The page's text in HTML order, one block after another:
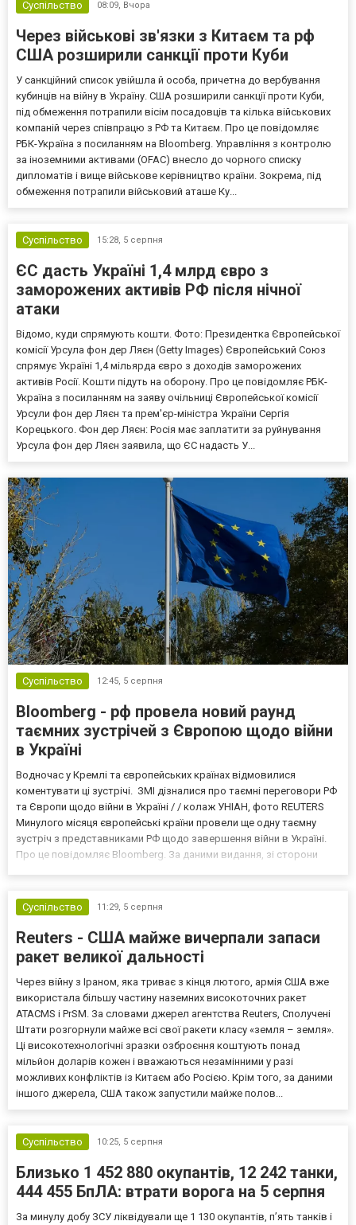
Суспільство 08:09, Вчора
Через військові зв'язки з Китаєм та рф
США розширили санкції проти Куби
У санкційний список увійшла й особа, причетна до вербування
кубинців на війну в Україну. США розширили санкції проти Куби,
під обмеження потрапили вісім посадовців та кілька військових
компаній через співпрацю з РФ та Китаєм. Про це повідомляє
РБК-Україна з посиланням на Bloomberg. Управління з контролю
за іноземними активами (OFAC) внесло до чорного списку
дипломатів і вище військове керівництво країни. Зокрема, під
обмеження потрапили військовий аташе Ку...
Суспільство 15:28, 5 серпня
ЄС дасть Україні 1,4 млрд євро з
заморожених активів РФ після нічної
атаки
Відомо, куди спрямують кошти. Фото: Президентка Європейської
комісії Урсула фон дер Ляєн (Getty Images) Європейський Союз
спрямує Україні 1,4 мільярда євро з доходів заморожених
активів Росії. Кошти підуть на оборону. Про це повідомляє РБК-
Україна з посиланням на заяву очільниці Європейської комісії
Урсули фон дер Ляєн та прем'єр-міністра України Сергія
Корецького. Фон дер Ляєн: Росія має заплатити за руйнування
Урсула фон дер Ляєн заявила, що ЄС надасть У...
Суспільство 12:45, 5 серпня
Bloomberg - рф провела новий раунд
таємних зустрічей з Європою щодо війни
в Україні
Водночас у Кремлі та європейських країнах відмовилися
коментувати ці зустрічі. ЗМІ дізналися про таємні переговори РФ
та Європи щодо війни в Україні / / колаж УНІАН, фото REUTERS
Минулого місяця європейські країни провели ще одну таємну
зустріч з представниками РФ щодо завершення війни в Україні.
Про це повідомляє Bloomberg. За даними видання, зі сторони
Суспільство
11:29, 5 серпня
Reuters - США майже вичерпали запаси
ракет великої дальності
Через війну з Іраном, яка триває з кінця лютого, армія США вже
використала більшу частину наземних високоточних ракет
ATACMS і PrSM. За словами джерел агентства Reuters, Сполучені
Штати розгорнули майже всі свої ракети класу «земля – земля».
Ці високотехнологічні зразки озброєння коштують понад
мільйон доларів кожен і вважаються незамінними у разі
можливих конфліктів із Китаєм або Росією. Крім того, за даними
іншого джерела, США також запустили майже полов...
Суспільство 10:25, 5 серпня
Близько 1 452 880 окупантів, 12 242 танки,
444 455 БпЛА: втрати ворога на 5 серпня
За минулу добу ЗСУ ліквідували ще 1 130 окупантів, пʼять танків і